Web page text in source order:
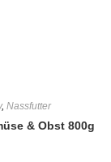
, Nassfutter
& Obst 800g